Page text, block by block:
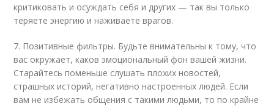
критиковать и осуждать себя и других — так вы только
теряете энергию и наживаете врагов.
7. Позитивные фильтры. Будьте внимательны к тому, что
вас окружает, каков эмоциональный фон вашей жизни.
Старайтесь поменьше слушать плохих новостей,
страшных историй, негативно настроенных людей. Если
вам не избежать общения с такими людьми, то по крайне